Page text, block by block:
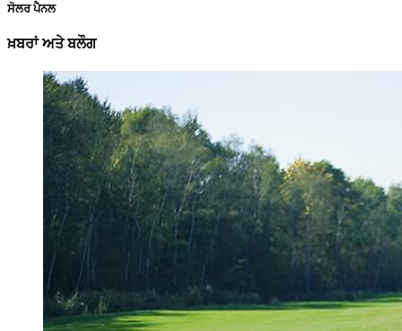
ਸੋਲਰ ਪੈਨਲ
ਖ਼ਬਰਾਂ ਅਤੇ ਬਲੌਗ